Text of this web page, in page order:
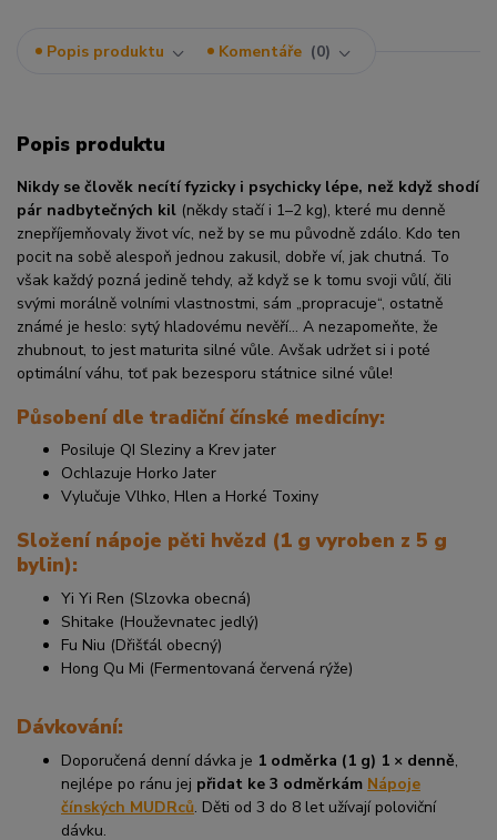
Popis produktu Komentáře 0
Popis produktu
Nikdy se člověk necítí fyzicky i psychicky lépe, než když shodí
pár nadbytečných kil (někdy stačí i 1–2 kg), kte­ré mu denně
znepříjemňovaly život víc, než by se mu původně zdálo. Kdo ten
pocit na sobě alespoň jednou zakusil, dobře ví, jak chutná. To
však každý pozná jedině tehdy, až když se k tomu svoji vůlí, čili
svými morálně volními vlastnostmi, sám „propracuje“, ostatně
známé je heslo: sytý hladovému nevěří… A nezapomeňte, že
zhubnout, to jest maturita silné vůle. Avšak udržet si i poté
optimální váhu, toť pak bezesporu státnice silné vůle!
Působení dle tradiční čínské medicíny:
Posiluje QI Sleziny a Krev jater
Ochlazuje Horko Jater
Vylučuje Vlhko, Hlen a Horké Toxiny
Složení nápoje pěti hvězd (1 g vyroben z 5 g
bylin):
Yi Yi Ren (Slzovka obecná)
Shitake (Houževnatec jedlý)
Fu Niu (Dřišťál obecný)
Hong Qu Mi (Fermentovaná červená rýže)
Dávkování:
Doporučená denní dávka je 1 odměrka (1 g) 1 × denně,
nejlépe po ránu jej přidat ke 3 odměrkám Nápoje
čínských MUDRců. Děti od 3 do 8 let užívají poloviční
dávku.